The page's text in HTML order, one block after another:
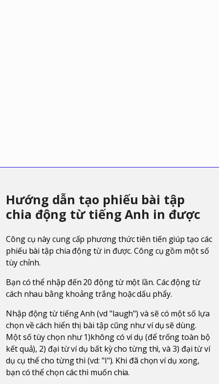
Hướng dẫn tạo phiếu bài tập
chia động từ tiếng Anh in được
Công cụ này cung cấp phương thức tiên tiến giúp tạo các
phiếu bài tập chia động từ in được. Công cụ gồm một số
tùy chỉnh.
Bạn có thể nhập đến 20 động từ một lần. Các động từ
cách nhau bằng khoảng trắng hoặc dấu phẩy.
Nhập động từ tiếng Anh (vd "laugh") và sẽ có một số lựa
chọn về cách hiển thị bài tập cũng như ví dụ sẽ dùng.
Một số tùy chọn như 1)không có ví dụ (để trống toàn bộ
kết quả), 2) đại từ ví dụ bất kỳ cho từng thì, và 3) đại từ ví
dụ cụ thể cho từng thì (vd: "I"). Khi đã chọn ví dụ xong,
bạn có thể chọn các thì muốn chia.